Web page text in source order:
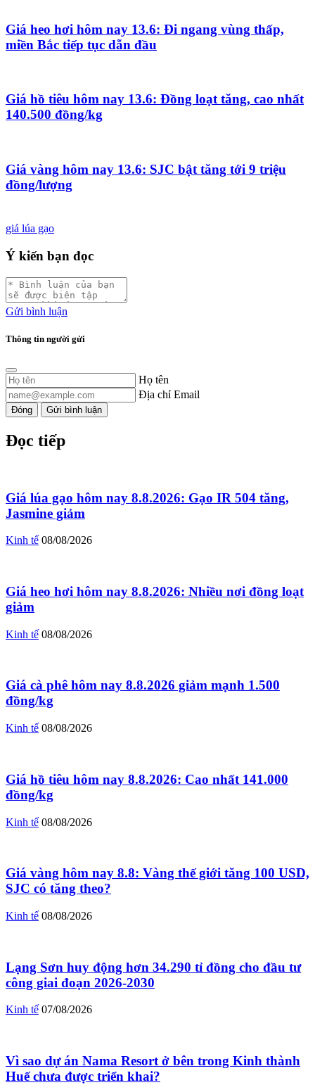
Giá heo hơi hôm nay 13.6: Đi ngang vùng thấp,
miền Bắc tiếp tục dẫn đầu
Giá hồ tiêu hôm nay 13.6: Đồng loạt tăng, cao nhất
140.500 đồng/kg
Giá vàng hôm nay 13.6: SJC bật tăng tới 9 triệu
đồng/lượng
giá lúa gạo
Ý kiến bạn đọc
Gửi bình luận
Thông tin người gửi
Họ tên
Địa chỉ Email
Đóng Gửi bình luận
Đọc tiếp
Giá lúa gạo hôm nay 8.8.2026: Gạo IR 504 tăng,
Jasmine giảm
Kinh tế 08/08/2026
Giá heo hơi hôm nay 8.8.2026: Nhiều nơi đồng loạt
giảm
Kinh tế 08/08/2026
Giá cà phê hôm nay 8.8.2026 giảm mạnh 1.500
đồng/kg
Kinh tế 08/08/2026
Giá hồ tiêu hôm nay 8.8.2026: Cao nhất 141.000
đồng/kg
Kinh tế 08/08/2026
Giá vàng hôm nay 8.8: Vàng thế giới tăng 100 USD,
SJC có tăng theo?
Kinh tế 08/08/2026
Lạng Sơn huy động hơn 34.290 tỉ đồng cho đầu tư
công giai đoạn 2026-2030
Kinh tế 07/08/2026
Vì sao dự án Nama Resort ở bên trong Kinh thành
Huế chưa được triển khai?